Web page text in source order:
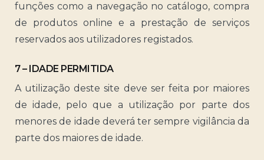
funções como a navegação no catálogo, compra
de produtos online e a prestação de serviços
reservados aos utilizadores registados.
7 – IDADE PERMITIDA
A utilização deste site deve ser feita por maiores
de idade, pelo que a utilização por parte dos
menores de idade deverá ter sempre vigilância da
parte dos maiores de idade.